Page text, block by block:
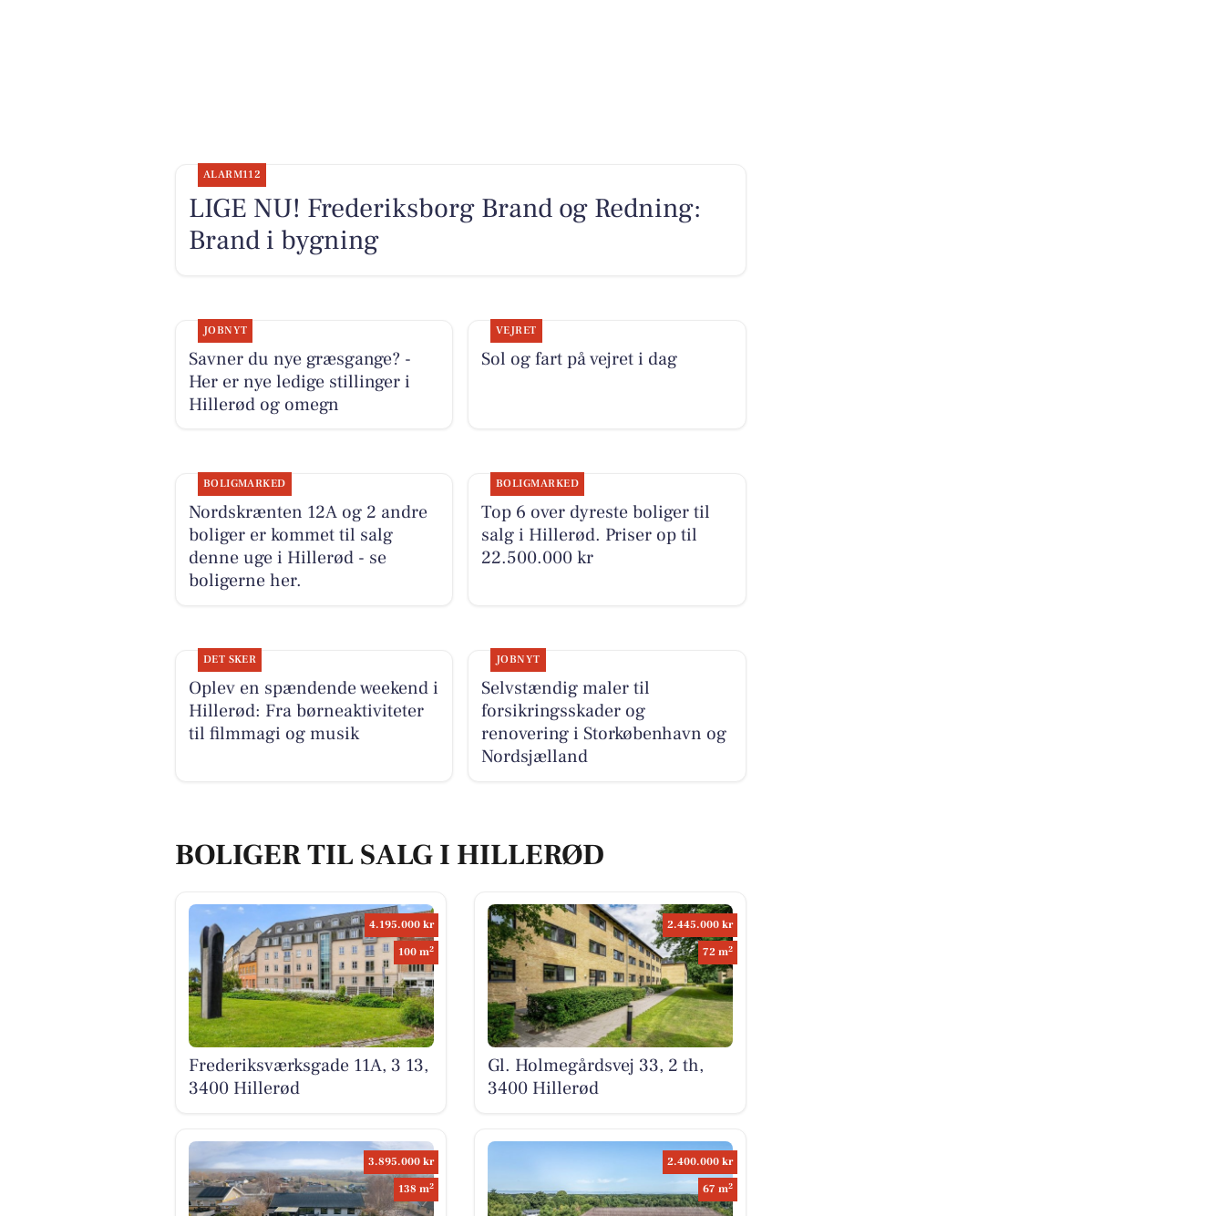
ALARM112
LIGE NU! Frederiksborg Brand og Redning:
Brand i bygning
JOBNYT
Savner du nye græsgange? -
Her er nye ledige stillinger i
Hillerød og omegn
VEJRET
Sol og fart på vejret i dag
BOLIGMARKED
Nordskrænten 12A og 2 andre
boliger er kommet til salg
denne uge i Hillerød - se
boligerne her.
BOLIGMARKED
Top 6 over dyreste boliger til
salg i Hillerød. Priser op til
22.500.000 kr
DET SKER
Oplev en spændende weekend i
Hillerød: Fra børneaktiviteter
til filmmagi og musik
JOBNYT
Selvstændig maler til
forsikringsskader og
renovering i Storkøbenhavn og
Nordsjælland
BOLIGER TIL SALG I HILLERØD
4.195.000 kr
100 m2
Frederiksværksgade 11A, 3 13,
3400 Hillerød
2.445.000 kr
72 m2
Gl. Holmegårdsvej 33, 2 th,
3400 Hillerød
3.895.000 kr
138 m2
2.400.000 kr
67 m2